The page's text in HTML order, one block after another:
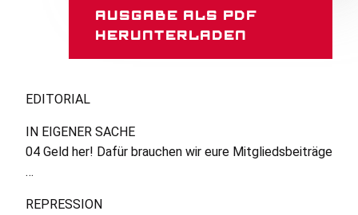
Ausgabe als PDF
herunterladen
EDITORIAL
IN EIGENER SACHE
04 Geld her! Dafür brauchen wir eure Mitgliedsbeiträge
…
REPRESSION